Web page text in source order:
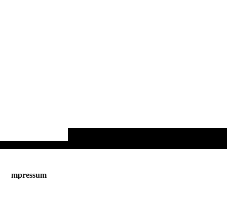
mpressum